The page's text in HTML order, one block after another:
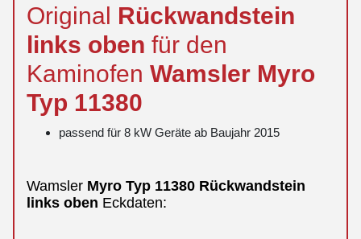
Original Rückwandstein
links oben für den
Kaminofen Wamsler Myro
Typ 11380
passend für 8 kW Geräte ab Baujahr 2015
Wamsler Myro Typ 11380 Rückwandstein
links oben Eckdaten: